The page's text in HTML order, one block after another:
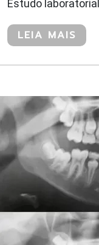
Estudo
LEIA MAIS